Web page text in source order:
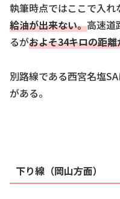
執筆時点ではここで入れ
給油が出来ない。高速道
るがおよそ34キロの距離
別路線である西宮名塩
がある。
下り線（岡山方面）